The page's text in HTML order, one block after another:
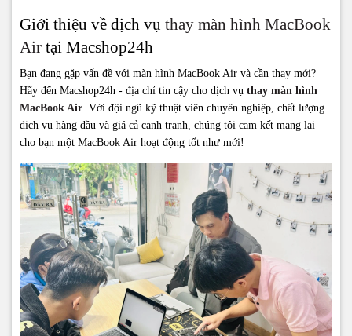
Giới thiệu về dịch vụ thay màn hình MacBook
Air tại Macshop24h
Bạn đang gặp vấn đề với màn hình MacBook Air và cần thay mới?
Hãy đến Macshop24h - địa chỉ tin cậy cho dịch vụ thay màn hình
MacBook Air. Với đội ngũ kỹ thuật viên chuyên nghiệp, chất lượng
dịch vụ hàng đầu và giá cả cạnh tranh, chúng tôi cam kết mang lại
cho bạn một MacBook Air hoạt động tốt như mới!